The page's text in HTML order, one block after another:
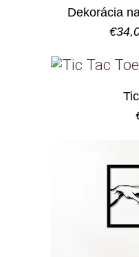
Dekorácia
€